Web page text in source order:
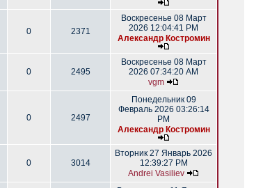
0 2371
Воскресенье 08 Март
2026 12:04:41 PM
Александр Костромин
0 2495
Воскресенье 08 Март
2026 07:34:20 AM
vgm
0 2497
Понедельник 09
Февраль 2026 03:26:14
PM
Александр Костромин
0 3014
Вторник 27 Январь 2026
12:39:27 PM
Andrei Vasiliev